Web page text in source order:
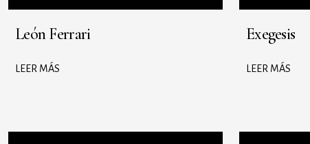
León Ferrari
LEER MÁS
Exegesis
LEER MÁS